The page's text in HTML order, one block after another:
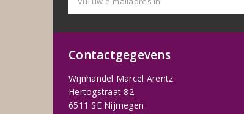
Contactgegevens
Wijnhandel Marcel Arentz
Hertogstraat 82
6511 SE Nijmegen